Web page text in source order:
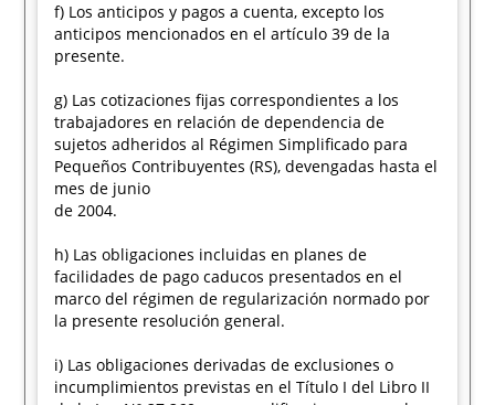
f) Los anticipos y pagos a cuenta, excepto los
anticipos mencionados en el artículo 39 de la
presente.
g) Las cotizaciones fijas correspondientes a los
trabajadores en relación de dependencia de
sujetos adheridos al Régimen Simplificado para
Pequeños Contribuyentes (RS), devengadas hasta el
mes de junio
de 2004.
h) Las obligaciones incluidas en planes de
facilidades de pago caducos presentados en el
marco del régimen de regularización normado por
la presente resolución general.
i) Las obligaciones derivadas de exclusiones o
incumplimientos previstas en el Título I del Libro II